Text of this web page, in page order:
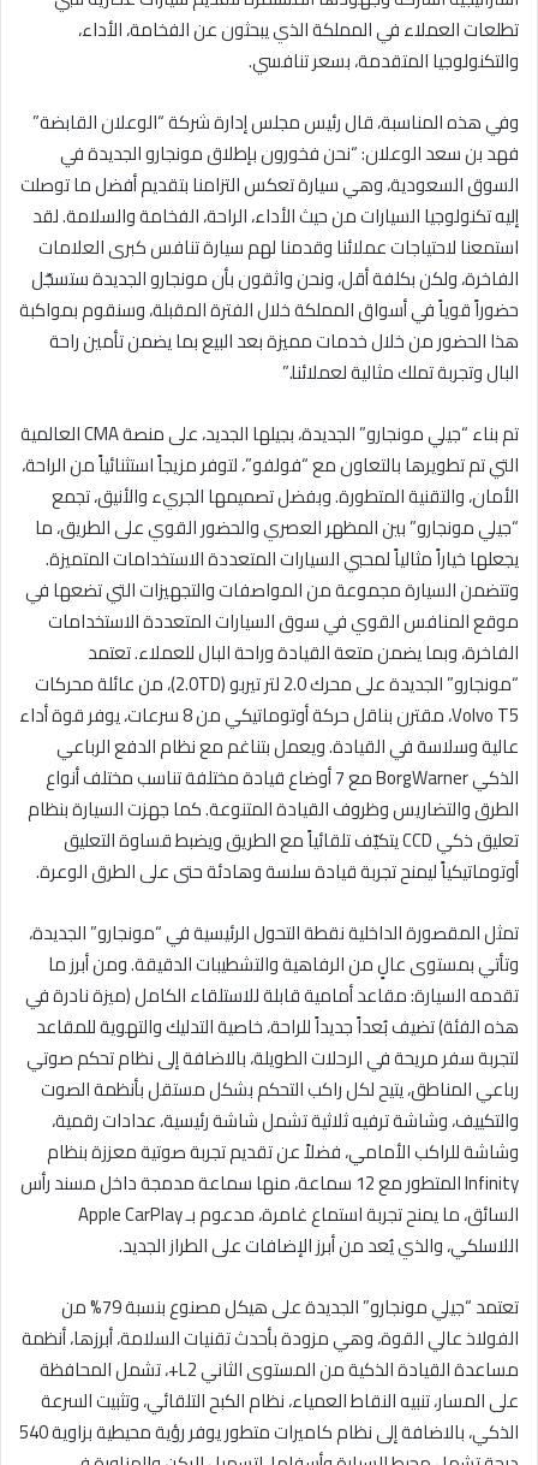
تطلعات العملاء في المملكة الذي يبحثون عن الفخامة، الأداء،
والتكنولوجيا المتقدمة، بسعر تنافسي.
وفي هذه المناسبة، قال رئيس مجلس إدارة شركة “الوعلان القابضة”
فهد بن سعد الوعلان: “نحن فخورون بإطلاق مونجارو الجديدة في
السوق السعودية، وهي سيارة تعكس التزامنا بتقديم أفضل ما توصلت
إليه تكنولوجيا السيارات من حيث الأداء، الراحة، الفخامة والسلامة. لقد
استمعنا لاحتياجات عملائنا وقدمنا لهم سيارة تنافس كبرى العلامات
الفاخرة، ولكن بكلفة أقل، ونحن واثقون بأن مونجارو الجديدة ستسجّل
حضوراً قوياً في أسواق المملكة خلال الفترة المقبلة، وسنقوم بمواكبة
هذا الحضور من خلال خدمات مميزة بعد البيع بما يضمن تأمين راحة
البال وتجربة تملك مثالية لعملائنا.”
تم بناء “جيلي مونجارو” الجديدة، بجيلها الجديد، على منصة CMA العالمية
التي تم تطويرها بالتعاون مع “فولفو”، لتوفر مزيجاً استثنائياً من الراحة،
الأمان، والتقنية المتطورة. وبفضل تصميمها الجريء والأنيق، تجمع
“جيلي مونجارو” بين المظهر العصري والحضور القوي على الطريق، ما
يجعلها خياراً مثالياً لمحبي السيارات المتعددة الاستخدامات المتميزة.
وتتضمن السيارة مجموعة من المواصفات والتجهيزات التي تضعها في
موقع المنافس القوي في سوق السيارات المتعددة الاستخدامات
الفاخرة، وبما يضمن متعة القيادة وراحة البال للعملاء. تعتمد
“مونجارو” الجديدة على محرك 2.0 لتر تيربو (2.0TD)، من عائلة محركات
Volvo T5، مقترن بناقل حركة أوتوماتيكي من 8 سرعات، يوفر قوة أداء
عالية وسلاسة في القيادة. ويعمل بتناغم مع نظام الدفع الرباعي
الذكي BorgWarner مع 7 أوضاع قيادة مختلفة تناسب مختلف أنواع
الطرق والتضاريس وظروف القيادة المتنوعة. كما جهزت السيارة بنظام
تعليق ذكي CCD يتكيّف تلقائياً مع الطريق ويضبط قساوة التعليق
أوتوماتيكياً ليمنح تجربة قيادة سلسة وهادئة حتى على الطرق الوعرة.
تمثل المقصورة الداخلية نقطة التحول الرئيسية في “مونجارو” الجديدة،
وتأتي بمستوى عالٍ من الرفاهية والتشطيبات الدقيقة. ومن أبرز ما
تقدمه السيارة: مقاعد أمامية قابلة للاستلقاء الكامل (ميزة نادرة في
هذه الفئة) تضيف بُعداً جديداً للراحة، خاصية التدليك والتهوية للمقاعد
لتجربة سفر مريحة في الرحلات الطويلة، بالاضافة إلى نظام تحكم صوتي
رباعي المناطق، يتيح لكل راكب التحكم بشكل مستقل بأنظمة الصوت
والتكييف، وشاشة ترفيه ثلاثية تشمل شاشة رئيسية، عدادات رقمية،
وشاشة للراكب الأمامي، فضلاً عن تقديم تجربة صوتية معززة بنظام
Infinity المتطور مع 12 سماعة، منها سماعة مدمجة داخل مسند رأس
السائق، ما يمنح تجربة استماع غامرة، مدعوم بـ Apple CarPlay
اللاسلكي، والذي يُعد من أبرز الإضافات على الطراز الجديد.
تعتمد “جيلي مونجارو” الجديدة على هيكل مصنوع بنسبة 79% من
الفولاذ عالي القوة، وهي مزودة بأحدث تقنيات السلامة، أبرزها، أنظمة
مساعدة القيادة الذكية من المستوى الثاني L2+، تشمل المحافظة
على المسار، تنبيه النقاط العمياء، نظام الكبح التلقائي، وتثبيت السرعة
الذكي، بالاضافة إلى نظام كاميرات متطور يوفر رؤية محيطية بزاوية 540